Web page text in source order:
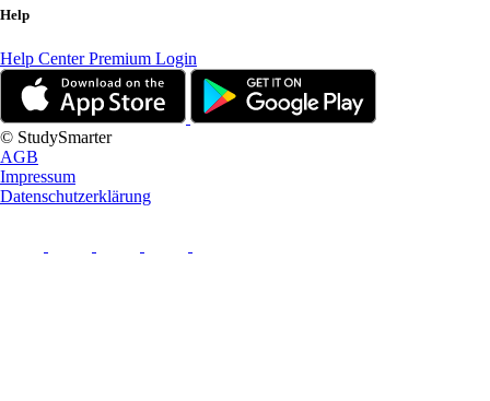
Help
Help CenterPremium Login
© StudySmarter
AGB
Impressum
Datenschutzerklärung